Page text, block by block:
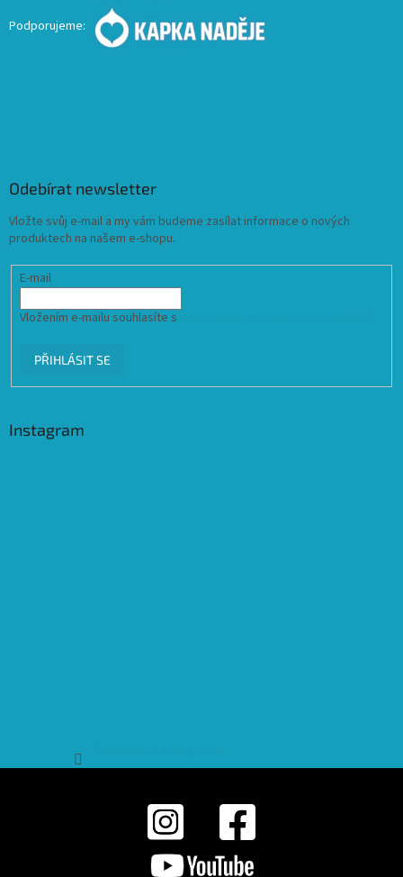
Podporujeme:
Odebírat newsletter
Vložte svůj e-mail a my vám budeme zasílat informace o nových
produktech na našem e-shopu.
E-mail
Vložením e-mailu souhlasíte s
PŘIHLÁSIT SE
Instagram